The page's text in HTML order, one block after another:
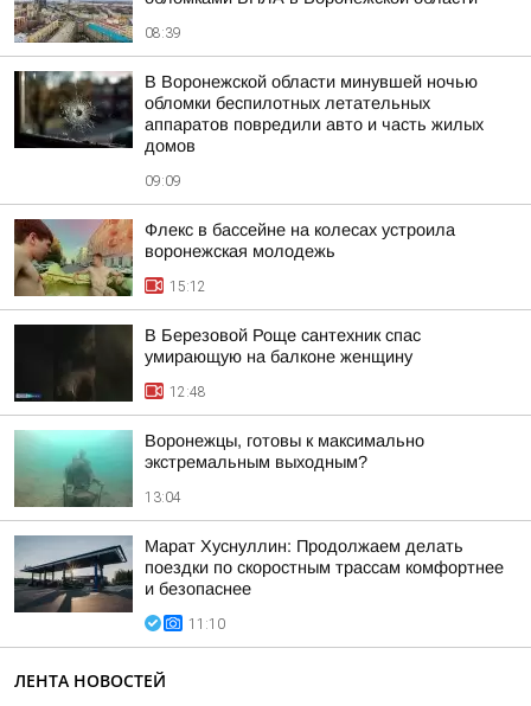
08:39
В Воронежской области минувшей ночью
обломки беспилотных летательных
аппаратов повредили авто и часть жилых
домов
09:09
Флекс в бассейне на колесах устроила
воронежская молодежь
15:12
В Березовой Роще сантехник спас
умирающую на балконе женщину
12:48
Воронежцы, готовы к максимально
экстремальным выходным?
13:04
Марат Хуснуллин: Продолжаем делать
поездки по скоростным трассам комфортнее
и безопаснее
11:10
ЛЕНТА НОВОСТЕЙ